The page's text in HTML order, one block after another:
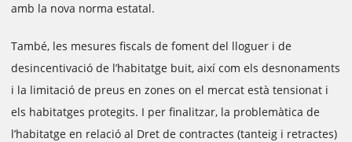
amb la nova norma estatal.
També, les mesures fiscals de foment del lloguer i de
desincentivació de l’habitatge buit, així com els desnonaments
i la limitació de preus en zones on el mercat està tensionat i
els habitatges protegits. I per finalitzar, la problemàtica de
l’habitatge en relació al Dret de contractes (tanteig i retractes)